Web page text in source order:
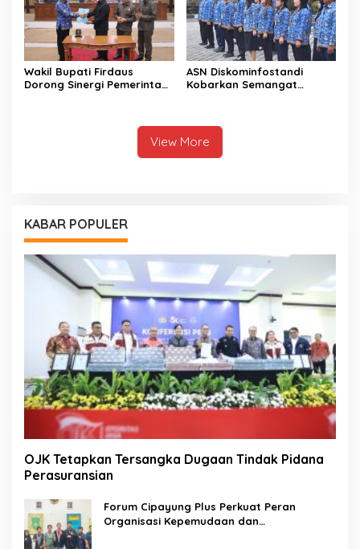
Wakil Bupati Firdaus
Dorong Sinergi Pemerintah
ASN Diskominfostandi
Kobarkan Semangat
View More
KABAR POPULER
OJK Tetapkan Tersangka Dugaan Tindak Pidana
Perasuransian
Forum Cipayung Plus Perkuat Peran
Organisasi Kepemudaan dan